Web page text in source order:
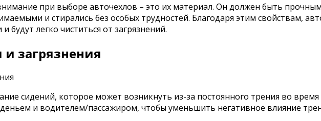
при выборе авточехлов – это их материал. Он должен быть
и стирались без особых трудностей. Благодаря этим свойствам,
легко чиститься от загрязнений.
загрязнения
сидений, которое может возникнуть из-за постоянного трения во
и водителем/пассажиром, чтобы уменьшить негативное влияние